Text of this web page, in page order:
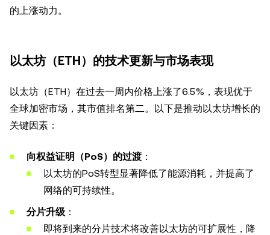
的上涨动力。
以太坊（ETH）的技术更新与市场表现
以太坊（ETH）在过去一周内价格上涨了6.5%，表现优于
全球加密市场，其市值排名第二。以下是推动以太坊增长的
关键因素：
向权益证明（PoS）的过渡 ：
以太坊的PoS转型显著降低了能源消耗，并提高了
网络的可持续性。
分片升级 ：
即将到来的分片技术将改善以太坊的可扩展性，降